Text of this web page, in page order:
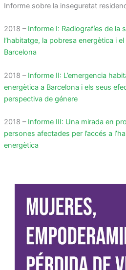
Informe sobre la inseguretat
2018 – Informe I: Radiografíes de la
l’habitatge, la pobresa energètica i
Barcelona
2018 – Informe II: L’emergencia
energètica a Barcelona i els seus
perspectiva de génere
2018 – Informe III: Una mirada en
persones afectades per l’accés a
energètica